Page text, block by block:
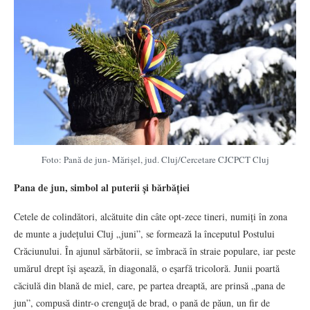
Foto: Pană de jun- Mărișel, jud. Cluj/Cercetare CJCPCT Cluj
Pana de jun, simbol al puterii și bărbăției
Cetele de colindători, alcătuite din câte opt-zece tineri, numiți în zona
de munte a județului Cluj „juni”, se formează la începutul Postului
Crăciunului. În ajunul sărbătorii, se îmbracă în straie populare, iar peste
umărul drept îşi aşează, în diagonală, o eşarfă tricoloră. Junii poartă
căciulă din blană de miel, care, pe partea dreaptă, are prinsă „pana de
jun”, compusă dintr-o crenguţă de brad, o pană de păun, un fir de